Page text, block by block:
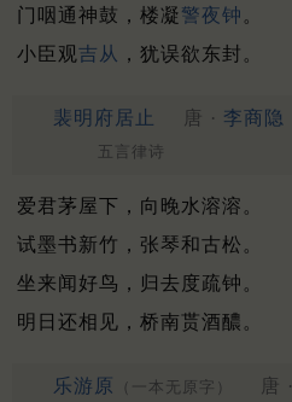
门咽通神鼓，楼凝警夜钟 。
小臣观吉从 ，犹误欲东封。
裴明府居止 唐 · 李商隐
五言律诗
爱君茅屋下，向晚水溶溶。
试墨书新竹，张琴和古松。
坐来闻好鸟，归去度疏钟。
明日还相见，桥南贳酒醲。
乐游原 （一本无原字） 唐 ·